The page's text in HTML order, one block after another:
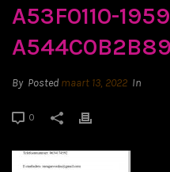
A53F0110-
By Posted maart 13, 2022 In
0